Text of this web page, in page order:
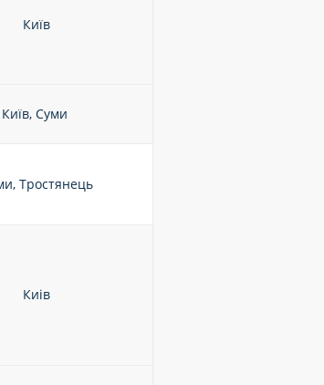
Київ
Київ, Суми
Тростянець
Киів